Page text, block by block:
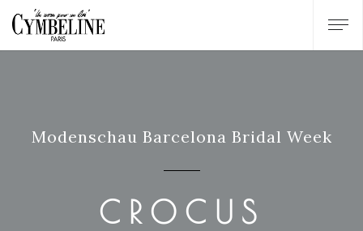
Modenschau Barcelona Bridal Week
CROCUS